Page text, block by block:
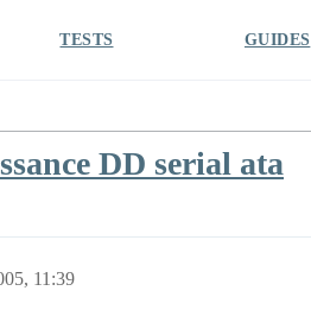
TESTS GUIDES
DD serial ata
11:39